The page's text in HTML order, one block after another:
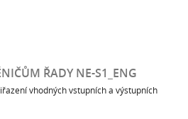
ŘADY NE-S1_ENG
vhodných vstupních a výstupních